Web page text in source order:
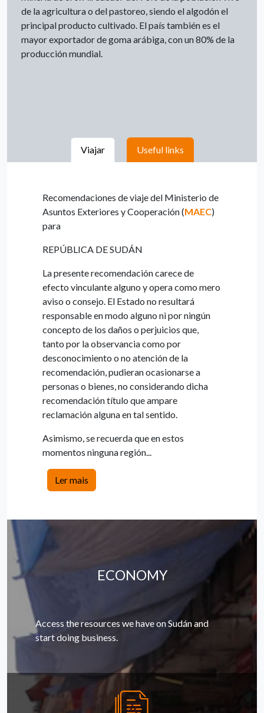
de la agricultura o del pastoreo, siendo el algodón el
principal producto cultivado. El país también es el
mayor exportador de goma arábiga, con un 80% de la
producción mundial.
Viajar Useful links
Recomendaciones de viaje del Ministerio de
Asuntos Exteriores y Cooperación (MAEC)
para
REPÚBLICA DE SUDÁN
La presente recomendación carece de
efecto vinculante alguno y opera como mero
aviso o consejo. El Estado no resultará
responsable en modo alguno ni por ningún
concepto de los daños o perjuicios que,
tanto por la observancia como por
desconocimiento o no atención de la
recomendación, pudieran ocasionarse a
personas o bienes, no considerando dicha
recomendación título que ampare
reclamación alguna en tal sentido.
Asimismo, se recuerda que en estos
momentos ninguna región...
Ler mais
ECONOMY
Access the resources we have on Sudán and
start doing business.